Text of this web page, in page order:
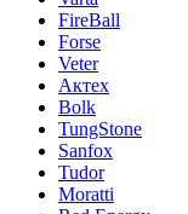
FireBall
Forse
Veter
Актех
Bolk
TungStone
Sanfox
Tudor
Moratti